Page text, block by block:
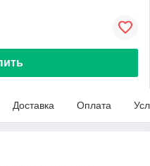
Доставка Оплата